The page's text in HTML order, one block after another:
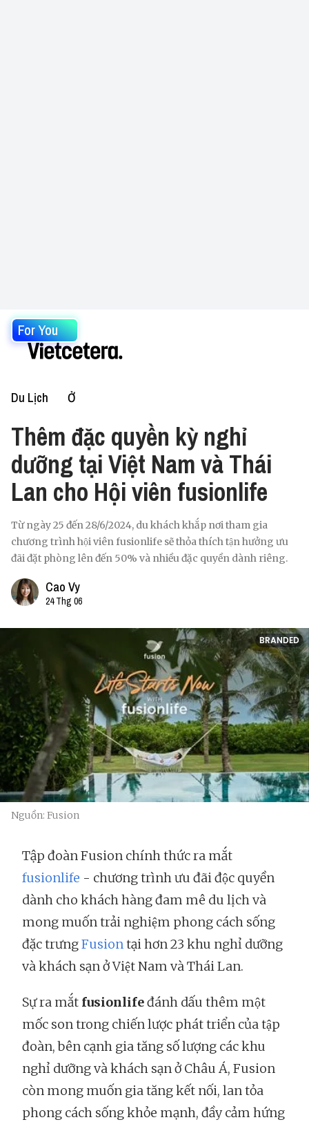
For You
Du Lịch Ở
Thêm đặc quyền kỳ nghỉ
dưỡng tại Việt Nam và Thái
Lan cho Hội viên fusionlife
Từ ngày 25 đến 28/6/2024, du khách khắp nơi tham gia
chương trình hội viên fusionlife sẽ thỏa thích tận hưởng ưu
đãi đặt phòng lên đến 50% và nhiều đặc quyền dành riêng.
Cao Vy
24 Thg 06
BRANDED
Nguồn: Fusion
Tập đoàn Fusion chính thức ra mắt
fusionlife - chương trình ưu đãi độc quyền
dành cho khách hàng đam mê du lịch và
mong muốn trải nghiệm phong cách sống
đặc trưngFusiontại hơn 23 khu nghỉ dưỡng
và khách sạn ở Việt Nam và Thái Lan.
Sự ra mắt fusionlifeđánh dấu thêm một
mốc son trong chiến lược phát triển của tập
đoàn, bên cạnh gia tăng số lượng các khu
nghỉ dưỡng và khách sạn ở Châu Á, Fusion
còn mong muốn gia tăng kết nối, lan tỏa
phong cách sống khỏe mạnh, đầy cảm hứng